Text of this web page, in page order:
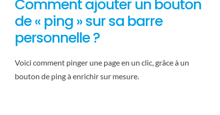
Comment ajouter un bouton
de « ping » sur sa barre
personnelle ?
Voici comment pinger une page en un clic, grâce à un
bouton de ping à enrichir sur mesure.